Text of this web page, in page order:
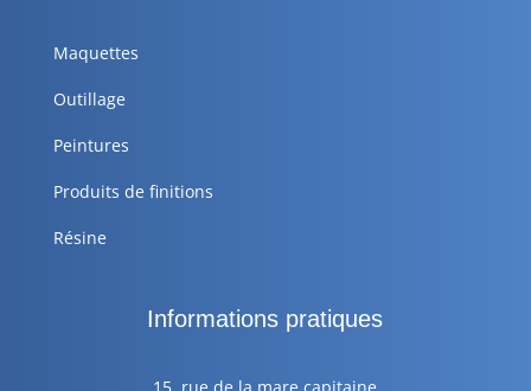
Maquettes
Outillage
Peintures
Produits de finitions
Résine
Informations pratiques